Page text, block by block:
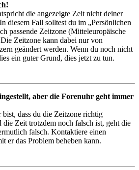
die angezeigte Zeit nicht deiner
diesem Fall solltest du im „Persönlichen
passende Zeitzone (Mitteleuropäische
Zeitzone kann dabei nur von
geändert werden. Wenn du noch nicht
ein guter Grund, dies jetzt zu tun.
aber die Forenuhr geht immer
bist, dass du die Zeitzone richtig
die Zeit trotzdem noch falsch ist, geht die
falsch. Kontaktiere einen
er das Problem beheben kann.